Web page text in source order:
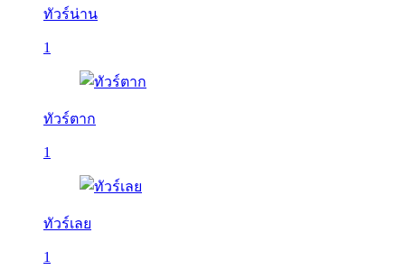
ทัวร์น่าน
1
ทัวร์ตาก
1
ทัวร์เลย
1